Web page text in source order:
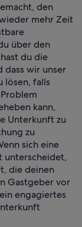
den
mehr Zeit
über den
du die
dass wir unser
lösen, falls
kann,
Unterkunft zu
zu
sich eine
unterscheidet,
die deinen
Gastgeber vor
engagiertes